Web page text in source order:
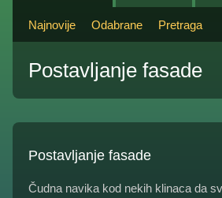
Najnovije Odabrane Pretraga
Postavljanje fasade
Postavljanje fasade
Čudna navika kod nekih klinaca da